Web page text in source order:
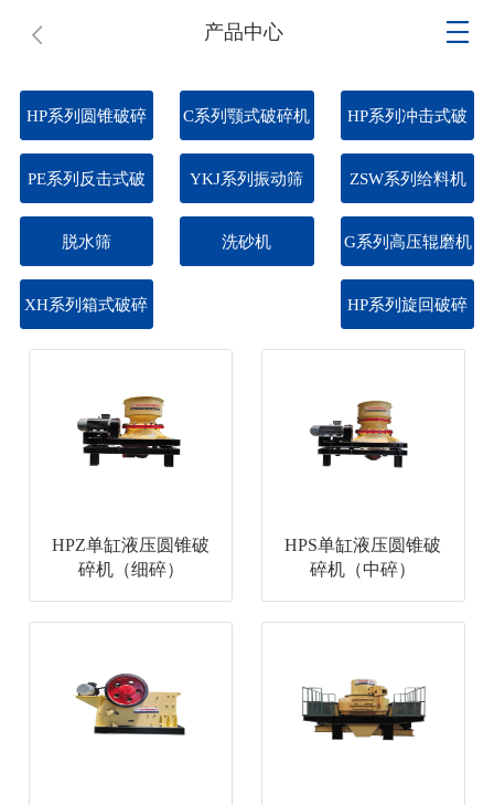
产品中心
HP系列圆锥破碎 C系列颚式破碎机 HP系列冲击式破
PE系列反击式破
YKJ系列振动筛 ZSW系列给料机
脱水筛 洗砂机 G系列高压辊磨机
XH系列箱式破碎
机
HP系列旋回破碎
机
HPZ单缸液压圆锥破
碎机（细碎）
HPS单缸液压圆锥破
碎机（中碎）